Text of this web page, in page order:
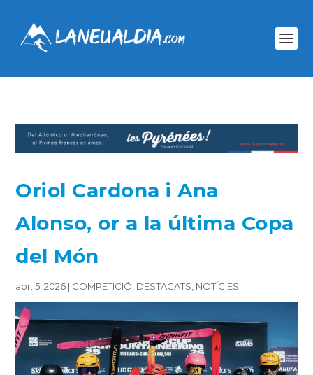
Oriol Cardona i Ana
Alonso, or a la última Copa
del Món
abr. 5, 2026 | COMPETICIÓ DESTACATS NOTÍCIES